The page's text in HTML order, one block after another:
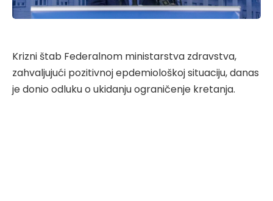
Krizni štab Federalnom ministarstva zdravstva,
zahvaljujući pozitivnoj epdemiološkoj situaciju, danas
je donio odluku o ukidanju ograničenje kretanja.